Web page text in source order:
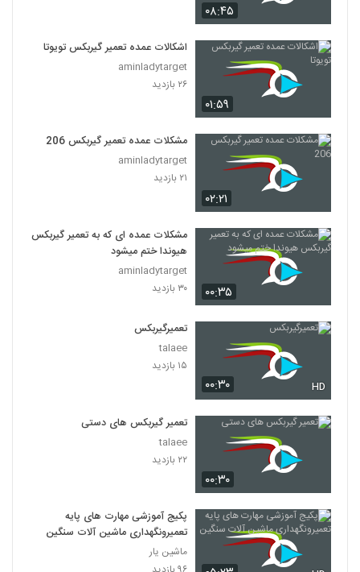
۰۸:۴۵
۰۱:۵۹
اشکالات عمده تعمیر گیربکس تویوتا
aminladytarget
۲۶ بازدید
۰۲:۲۱
مشکلات عمده تعمیر گیربکس 206
aminladytarget
۲۱ بازدید
۰۰:۳۵
مشکلات عمده ای که به تعمیر گیربکس
هیوندا ختم میشود
aminladytarget
۳۰ بازدید
۰۰:۳۰ HD
تعمیرگیربکس
talaee
۱۵ بازدید
۰۰:۳۰
تعمیر گیربکس های دستی
talaee
۲۲ بازدید
پکیج آموزشی مهارت های پایه
تعمیرونگهداری ماشین آلات سنگین
ماشین یار